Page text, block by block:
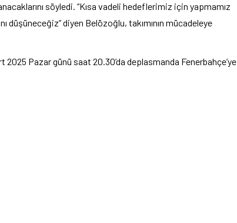
söyledi. “Kısa vadeli hedeflerimiz için yapmamız
düşüneceğiz” diyen Belözoğlu, takımının mücadeleye
Pazar günü saat 20.30’da deplasmanda Fenerbahçe’ye